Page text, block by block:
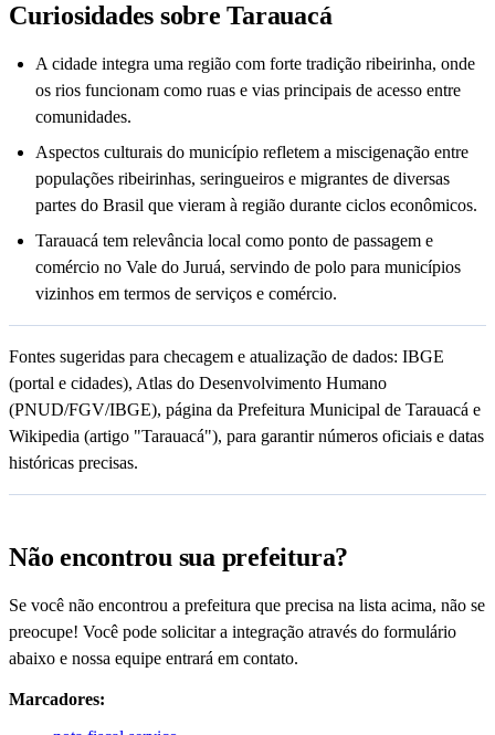
Curiosidades sobre Tarauacá
A cidade integra uma região com forte tradição ribeirinha, onde
os rios funcionam como ruas e vias principais de acesso entre
comunidades.
Aspectos culturais do município refletem a miscigenação entre
populações ribeirinhas, seringueiros e migrantes de diversas
partes do Brasil que vieram à região durante ciclos econômicos.
Tarauacá tem relevância local como ponto de passagem e
comércio no Vale do Juruá, servindo de polo para municípios
vizinhos em termos de serviços e comércio.
Fontes sugeridas para checagem e atualização de dados: IBGE
(portal e cidades), Atlas do Desenvolvimento Humano
(PNUD/FGV/IBGE), página da Prefeitura Municipal de Tarauacá e
Wikipedia (artigo "Tarauacá"), para garantir números oficiais e datas
históricas precisas.
Não encontrou sua prefeitura?
Se você não encontrou a prefeitura que precisa na lista acima, não se
preocupe! Você pode solicitar a integração através do formulário
abaixo e nossa equipe entrará em contato.
Marcadores: